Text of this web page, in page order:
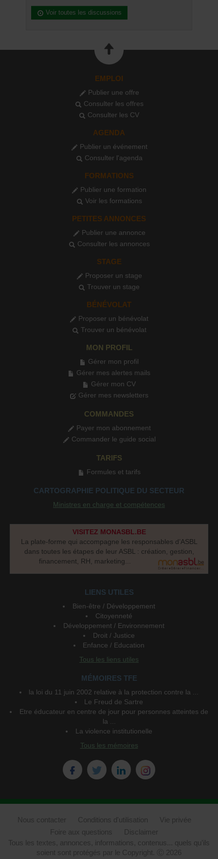
Voir toutes les discussions
EMPLOI
Publier une offre
Consulter les offres
Consulter les CV
AGENDA
Publier un événement
Consulter l'agenda
FORMATIONS
Publier une formation
Voir les formations
PETITES ANNONCES
Publier une annonce
Consulter les annonces
STAGE
Proposer un stage
Trouver un stage
BÉNÉVOLAT
Proposer un bénévolat
Trouver un bénévolat
MON PROFIL
Gérer mon profil
Gérer mes alertes mails
Gérer mon CV
Gérer mes newsletters
COMMANDES
Payer mon abonnement
Commander le guide social
TARIFS
Formules et tarifs
CARTOGRAPHIE POLITIQUE DU SECTEUR
Ministres en charge et compétences
VISITEZ MONASBL.BE
La plate-forme qui accompagne les responsables d’ASBL
dans toutes les étapes de leur ASBL : création, gestion,
financement, RH, marketing...
LIENS UTILES
Bien-être / Développement
Citoyenneté
Développement / Environnement
Droit / Justice
Enfance / Education
Tous les liens utiles
MÉMOIRES TFE
la loi du 11 juin 2002 relative à la protection contre la ...
Le Freud de Sartre
Etre éducateur en centre de jour pour personnes atteintes de
la ...
La violence institutionelle
Tous les mémoires
Nous contacter Conditions d'utilisation
Vie privée
Foire aux questions
Disclaimer
Tous les textes, annonces, informations, contenus... quels qu’ils
soient sont protégés par le Copyright. Ⓒ 2026